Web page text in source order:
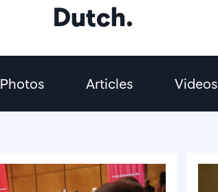
Dutch.
Photos Articles Videos